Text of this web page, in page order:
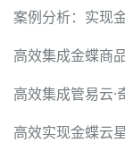
案例分析：实现
高效集成金蝶商
高效集成管易云
高效实现金蝶云